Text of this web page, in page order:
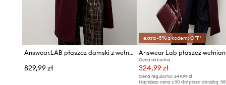
Answear.LAB płaszcz damski z wełną
829,99 zł
extra -5% z kodem: OFF*
Answear Lab płaszcz
Cena aktualna:
324,99 zł
Cena regularna:649,99 zł
Najniższa cena z 30 dni przed obniżką: